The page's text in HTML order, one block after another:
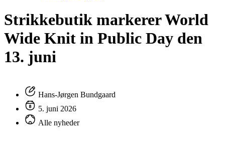
Strikkebutik markerer World
Wide Knit in Public Day den
13. juni
Hans-Jørgen Bundgaard
5. juni 2026
Alle nyheder